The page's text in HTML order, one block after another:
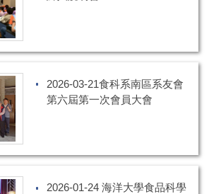
2026-03-21食科系南區系友會
第六屆第一次會員大會
2026-01-24 海洋大學食品科學